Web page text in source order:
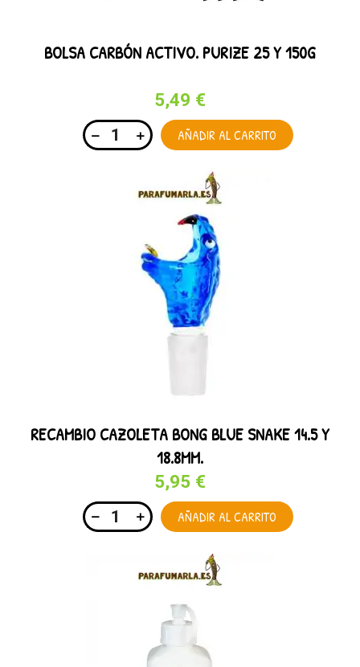
BOLSA CARBÓN ACTIVO. PURIZE 25 Y 150G
5,49 €
AÑADIR AL CARRITO
RECAMBIO CAZOLETA BONG BLUE SNAKE 14.5 Y
18.8MM.
5,95 €
AÑADIR AL CARRITO